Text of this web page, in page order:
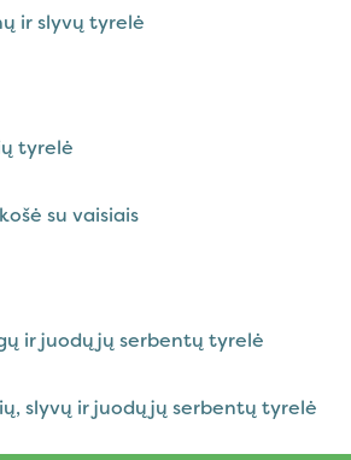
ir slyvų tyrelė
tyrelė
su vaisiais
ir juodųjų serbentų tyrelė
slyvų ir juodųjų serbentų tyrelė